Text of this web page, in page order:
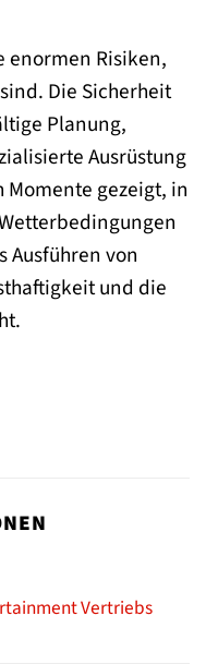
enormen Risiken,
Die Sicherheit
Planung,
Ausrüstung
gezeigt, in
Ausführen von
und die
Vertriebs